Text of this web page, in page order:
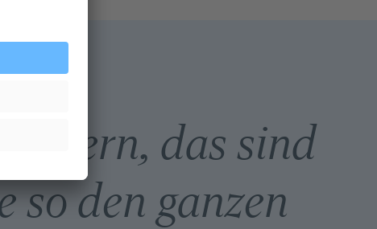
das sind
so den ganzen